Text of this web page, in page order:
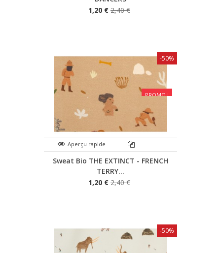
1,20 € 2,40 €
PROMO !
Aperçu rapide
Sweat Bio THE EXTINCT - FRENCH
TERRY...
1,20 € 2,40 €
-50%
-50%